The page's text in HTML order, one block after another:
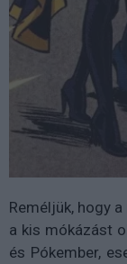
Reméljük, hogy
a kis mókázást
és Pókember,